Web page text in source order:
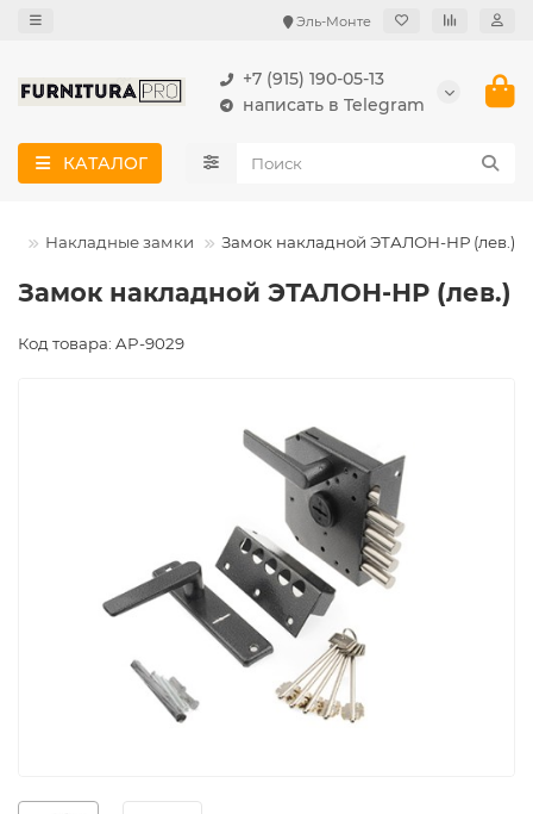
Эль-Монте
+7 (915) 190-05-13
написать в Telegram
КАТАЛОГ
Накладные замки Замок накладной ЭТАЛОН-НР (лев.)
Замок накладной ЭТАЛОН-НР (лев.)
Код товара: AP-9029